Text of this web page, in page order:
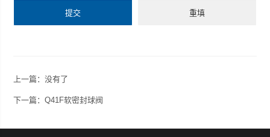
上一篇：没有了
下一篇：Q41F软密封球阀